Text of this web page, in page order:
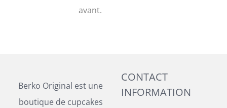
avant.
Berko Original est une
boutique de cupcakes
CONTACT
INFORMATION